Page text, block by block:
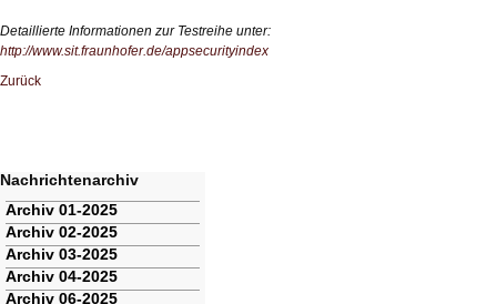
Detaillierte Informationen zur Testreihe unter:
http://www.sit.fraunhofer.de/appsecurityindex
Zurück
Nachrichtenarchiv
Navigation
überspringen
Archiv 01-2025
Archiv 02-2025
Archiv 03-2025
Archiv 04-2025
Archiv 06-2025